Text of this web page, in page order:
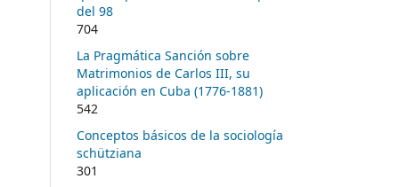
del 98
704
La Pragmática Sanción sobre
Matrimonios de Carlos III, su
aplicación en Cuba (1776-1881)
542
Conceptos básicos de la sociología
schütziana
301